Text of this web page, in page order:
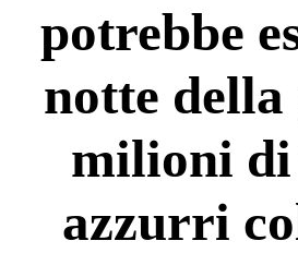
potrebbe
notte
milioni
azzurri